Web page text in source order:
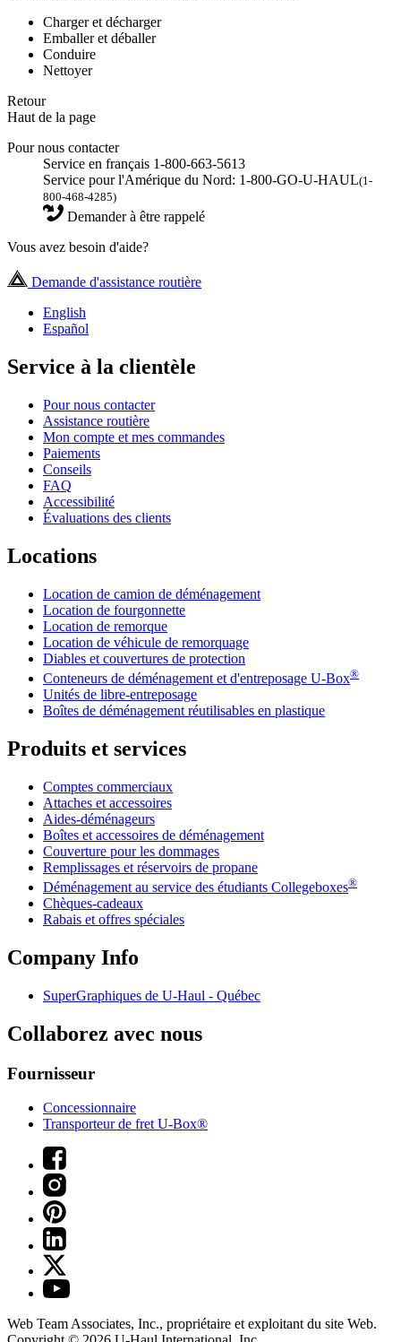
Charger et décharger
Emballer et déballer
Conduire
Nettoyer
Retour
Haut de la page
Pour nous contacter
Service en français 1-800-663-5613
Service pour l'Amérique du Nord: 1-800-GO-U-HAUL(1-
800-468-4285)
Demander à être rappelé
Vous avez besoin d'aide?
Demande d'assistance routière
English
Español
Service à la clientèle
Pour nous contacter
Assistance routière
Mon compte et mes commandes
Paiements
Conseils
FAQ
Accessibilité
Évaluations des clients
Locations
Location de camion de déménagement
Location de fourgonnette
Location de remorque
Location de véhicule de remorquage
Diables et couvertures de protection
Conteneurs de déménagement et d'entreposage U-Box®
Unités de libre-entreposage
Boîtes de déménagement réutilisables en plastique
Produits et services
Comptes commerciaux
Attaches et accessoires
Aides-déménageurs
Boîtes et accessoires de déménagement
Couverture pour les dommages
Remplissages et réservoirs de propane
Déménagement au service des étudiants Collegeboxes®
Chèques-cadeaux
Rabais et offres spéciales
Company Info
SuperGraphiques de U-Haul - Québec
Collaborez avec nous
Fournisseur
Concessionnaire
Transporteur de fret U-Box®
Web Team Associates, Inc., propriétaire et exploitant du site Web.